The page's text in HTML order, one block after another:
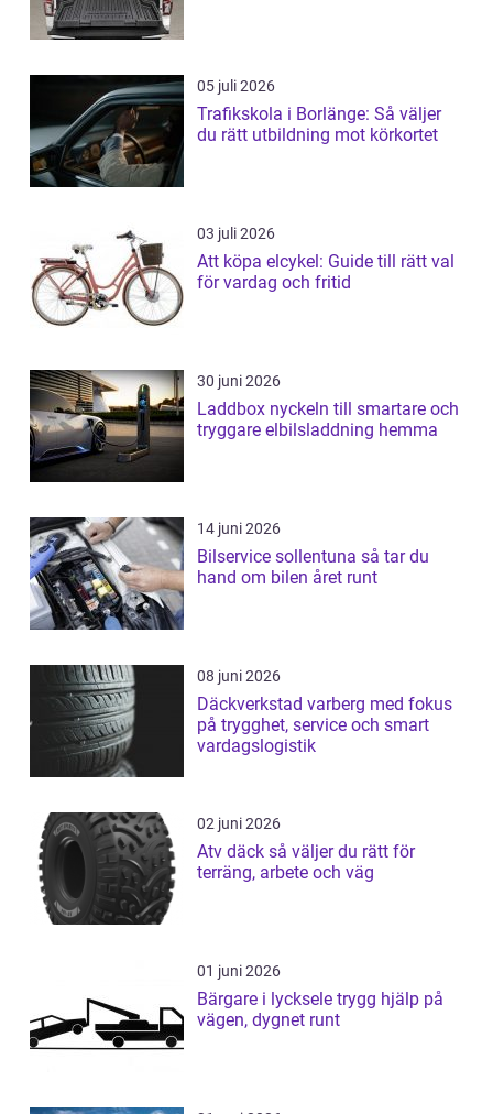
05 juli 2026
Trafikskola i Borlänge: Så väljer
du rätt utbildning mot körkortet
03 juli 2026
Att köpa elcykel: Guide till rätt val
för vardag och fritid
30 juni 2026
Laddbox nyckeln till smartare och
tryggare elbilsladdning hemma
14 juni 2026
Bilservice sollentuna så tar du
hand om bilen året runt
08 juni 2026
Däckverkstad varberg med fokus
på trygghet, service och smart
vardagslogistik
02 juni 2026
Atv däck så väljer du rätt för
terräng, arbete och väg
01 juni 2026
Bärgare i lycksele trygg hjälp på
vägen, dygnet runt